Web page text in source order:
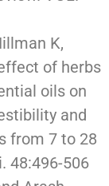
K,
of herbs
oils on
and
from 7 to 28
48:496-506